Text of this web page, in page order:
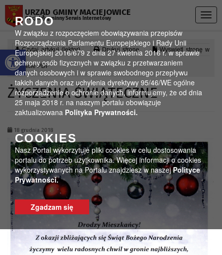
Otwórz pasek narzędzi
RODO
W związku z rozpoczęciem obowiązywania przepisów
Rozporządzenia Parlamentu Europejskiego i Rady Unii
Europejskiej 2016/679 z dnia 27 kwietnia 2016 r. w sprawie
ochrony osób fizycznych w związku z przetwarzaniem
danych osobowych i w sprawie swobodnego przepływu
takich danych oraz uchylenia dyrektywy 95/46/WE ogólne
rozporządzenie o ochronie danych, informujemy, że od dnia
25 maja 2018 r. na naszym portalu obowiązuje
zaktualizowana Polityka Prywatności.
COOKIES
Nasz Portal wykorzytuje pliki cookies w celu dostosowania
portalu do potrzeb użytkownika. Więcej informacji o cookies
wykorzystywanych na Portalu znajdziesz w naszejPolityce
Prywatności.
Zgadzam się
URZĄD GMINY MACIEJOWICE
Oficjalny gminny Serwis Internetowy
Czytaj artykuł (lektor) Drukuj stronę Wyświetl stronę w
formacie PDF
ŻYCZENIA ŚWIĄTECZNE
18 grudnia 2018